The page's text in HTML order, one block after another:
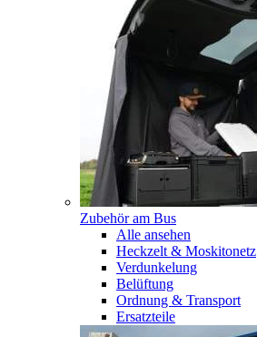
Zubehör am Bus
Alle ansehen
Heckzelt & Moskitonetz
Verdunkelung
Belüftung
Ordnung & Transport
Ersatzteile